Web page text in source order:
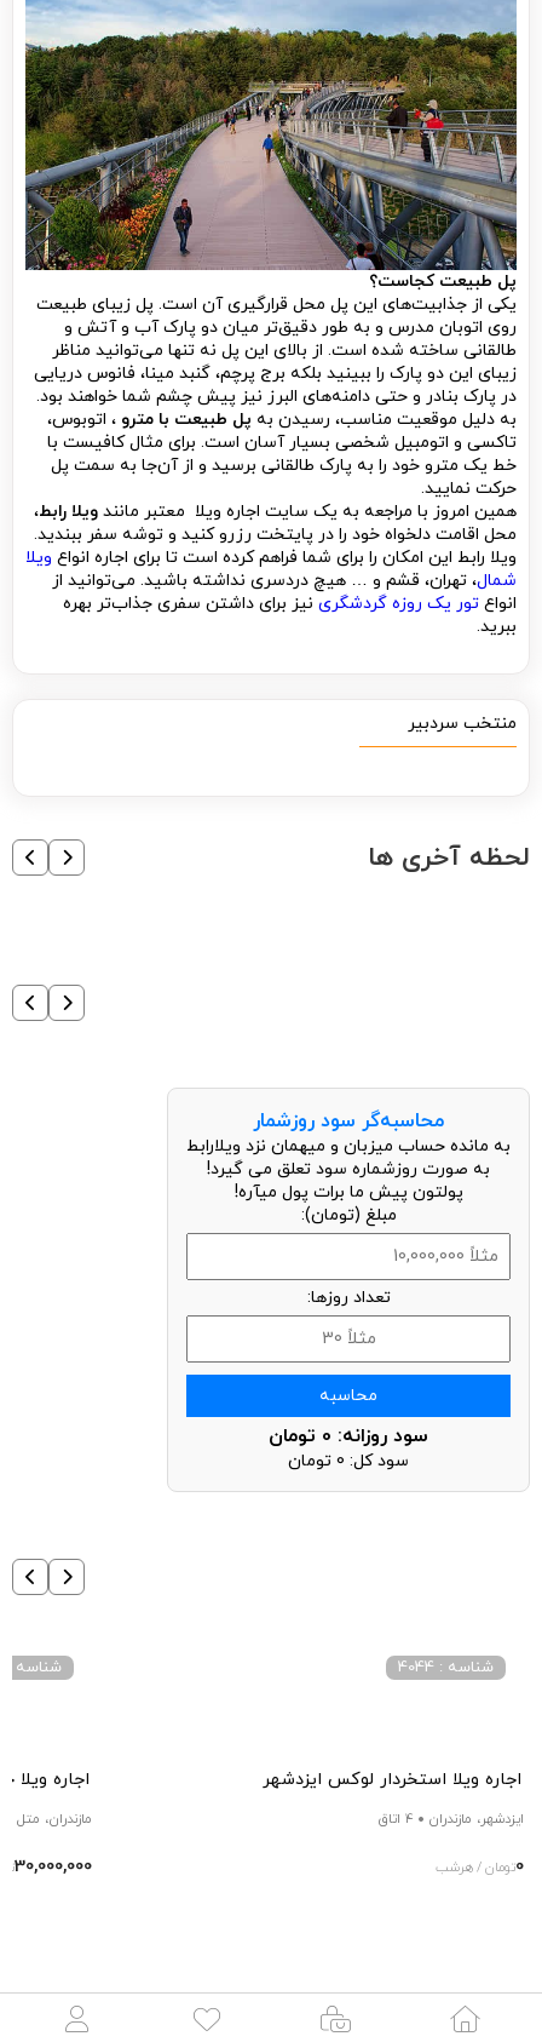
پل طبیعت کجاست؟
یکی از جذابیت‌های این پل محل قرارگیری آن است. پل زیبای طبیعت
روی اتوبان مدرس و به طور دقیق‌تر میان دو پارک آب و آتش و
طالقانی ساخته شده است. از بالای این پل نه تنها می‌توانید مناظر
زیبای این دو پارک را ببینید بلکه برج پرچم، گنبد مینا، فانوس دریایی
در پارک بنادر و حتی دامنه‌های البرز نیز پیش چشم شما خواهند بود.
به دلیل موقعیت مناسب، رسیدن به پل طبیعت با مترو ، اتوبوس،
تاکسی و اتومبیل شخصی بسیار آسان است. برای مثال کافیست با
خط یک مترو خود را به پارک طالقانی برسید و از آن‌جا به سمت پل
حرکت نمایید.
همین امروز با مراجعه به یک سایت اجاره ویلا معتبر مانند ویلا رابط،
محل اقامت دلخواه خود را در پایتخت رزرو کنید و توشه سفر ببندید.
ویلا رابط این امکان را برای شما فراهم کرده است تا برای اجاره انواع ویلا
شمال، تهران، قشم و … هیچ ‌دردسری نداشته باشید. می‌توانید از
انواع تور یک روزه گردشگری نیز برای داشتن سفری جذاب‌تر بهره
ببرید.
منتخب سردبیر
لحظه آخری ها
محاسبه‌گر سود روزشمار
به مانده حساب میزبان و میهمان نزد ویلارابط
به صورت روزشماره سود تعلق می گیرد!
پولتون پیش ما برات پول میآره!
مبلغ (تومان):
تعداد روزها:
محاسبه
سود روزانه: 0 تومان
سود کل: 0 تومان
اجاره ویلا استخردار لوکس ایزدشهر
شناسه : 4044
ایزدشهر، مازندران 4 اتاق
0تومان / هرشب
اجاره ویلا
شناسه : 4037
مازندران، متل قو
30,000,000